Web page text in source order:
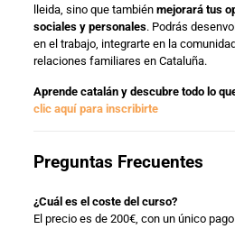
lleida, sino que también mejorará tus
sociales y personales. Podrás
en el trabajo, integrarte en la
relaciones familiares en Cataluña.
Aprende catalán y descubre todo lo
clic aquí para inscribirte
Preguntas Frecuentes
¿Cuál es el coste del curso?
El precio es de 200€, con un único